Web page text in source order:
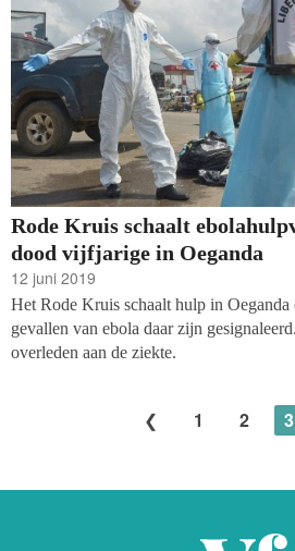
Rode Kruis schaalt
dood vijfjarige in Oeganda
12 juni 2019
Het Rode Kruis schaalt hulp in Oeganda
gevallen van ebola daar zijn
overleden aan de ziekte.
1 2 3